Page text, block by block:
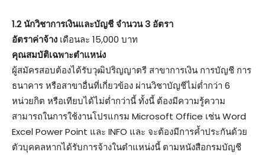
1.2 นักวิชาการเงินและบัญชี จํานวน 3 อัตรา
อัตราค่าจ้าง เดือนละ 15,000 บาท
คุณสมบัติเฉพาะตําแหน่ง
ผู้สมัครสอบต้องได้รับวุฒิปริญญาตรี สาขาการเงิน การบัญชี การ
ธนาคาร หรือสาขาอื่นที่เกี่ยวข้อง ผ่านวิชาบัญชีไม่ต่ำกว่า 6
หน่วยกิต หรือเทียบได้ไม่ต่ำกว่านี้ ทั้งนี้ ต้องมีความรู้ความ
สามารถในการใช้งานโปรแกรม Microsoft Office เช่น Word
Excel Power Point และ INFO และ จะต้องมีการค้ำประกันด้วย
ตัวบุคคลหากได้รับการจ้างในตําแหน่งนี้ ตามหนังสือกรมบัญชี